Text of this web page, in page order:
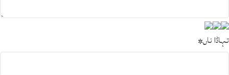
تہاڈا ناں*